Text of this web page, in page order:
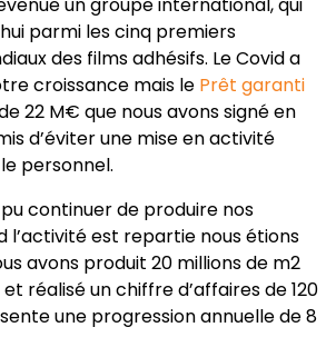
parmi les cinq premiers
des films adhésifs. Le Covid a
croissance mais le Prêt garanti
22 M€ que nous avons signé en
d’éviter une mise en activité
personnel.
pu continuer de produire nos
l’activité est repartie nous étions
avons produit 20 millions de m2
réalisé un chiffre d’affaires de 120
une progression annuelle de 8